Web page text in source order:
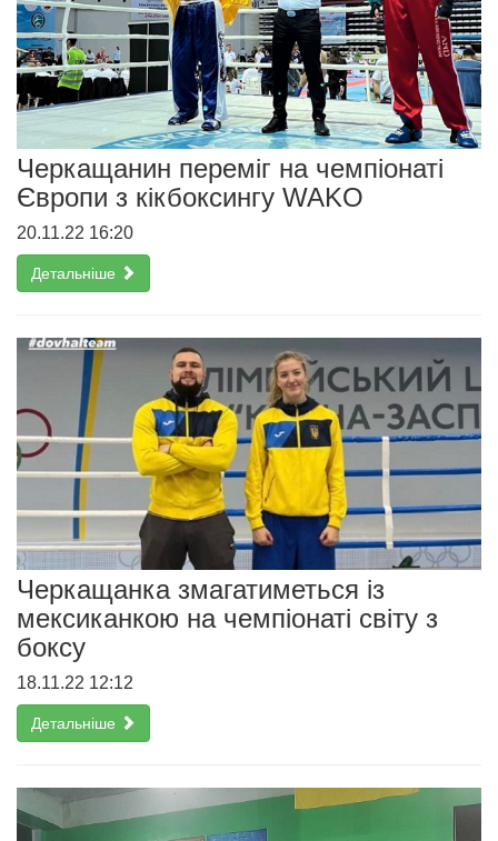
Черкащанин переміг на чемпіонаті
Європи з кікбоксингу WAKO
20.11.22 16:20
Детальніше
Черкащанка змагатиметься із
мексиканкою на чемпіонаті світу з
боксу
18.11.22 12:12
Детальніше